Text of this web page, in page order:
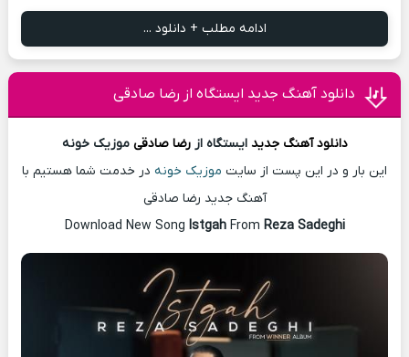
ادامه مطلب + دانلود ...
دانلود آهنگ جدید ایستگاه از رضا صادقی
دانلود آهنگ جدید ایستگاه ازرضا صادقی موزیک خونه
این بار و در این پست از سایت موزیک خونه در خدمت شما هستیم با
آهنگ جدید رضا صادقی
Download New Song IstgahFrom Reza Sadeghi